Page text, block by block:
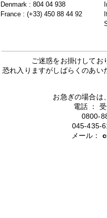
Denmark : 804 04 938
France : (+33) 450 88 44 92
ご迷惑をお掛けしてお
恐れ入りますがしばらくのあい
お急ぎの場合は
電話 ：
0800-
045-435-
メール：